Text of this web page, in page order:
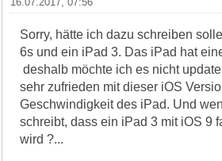
Sorry, hätte ich dazu schreiben
6s und ein iPad 3. Das iPad hat
deshalb möchte ich es nicht
sehr zufrieden mit dieser iOS
Geschwindigkeit des iPad. Und
schreibt, dass ein iPad 3 mit iOS 9
wird ?...